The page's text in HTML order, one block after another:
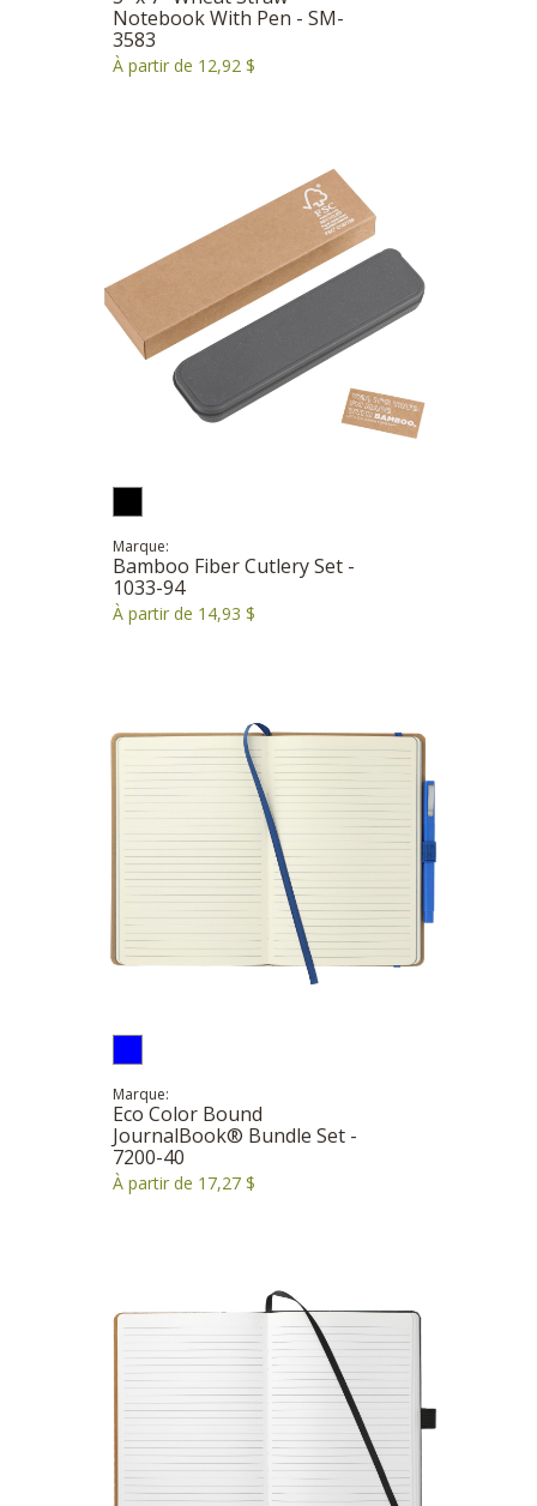
Notebook With Pen - SM-
3583
À partir de 12,92 $
Marque:
Bamboo Fiber Cutlery Set -
1033-94
À partir de 14,93 $
Marque:
Eco Color Bound
JournalBook® Bundle Set -
7200-40
À partir de 17,27 $